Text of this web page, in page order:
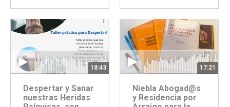
concon
18:43
Despertar y Sanar
nuestras Heridas
17:21
Niebla Abogad@s
y Residencia por